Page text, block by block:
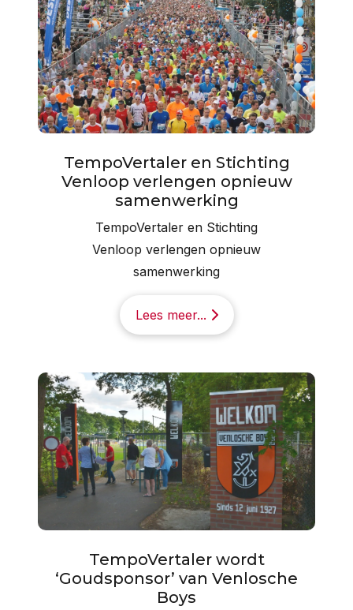
TempoVertaler en Stichting
Venloop verlengen opnieuw
samenwerking
TempoVertaler en Stichting
Venloop verlengen opnieuw
samenwerking
Lees meer...
TempoVertaler wordt
‘Goudsponsor’ van Venlosche
Boys